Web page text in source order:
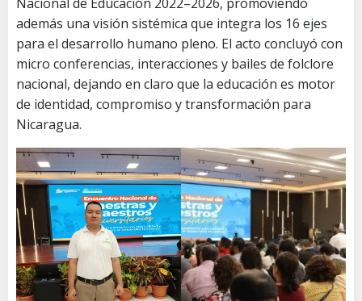
además una visión sistémica que integra los 16 ejes
para el desarrollo humano pleno. El acto concluyó con
micro conferencias, interacciones y bailes de folclore
nacional, dejando en claro que la educación es motor
de identidad, compromiso y transformación para
Nicaragua.